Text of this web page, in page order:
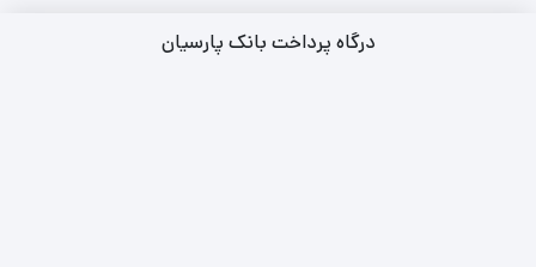
درگاه پرداخت بانک پارسیان